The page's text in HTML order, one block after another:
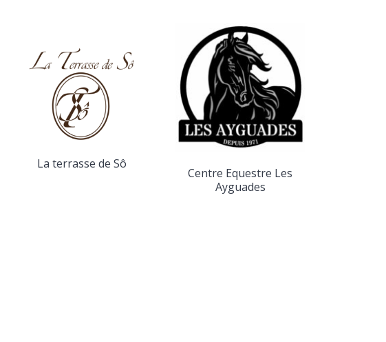
La terrasse de Sô
Centre Equestre Les
Ayguades